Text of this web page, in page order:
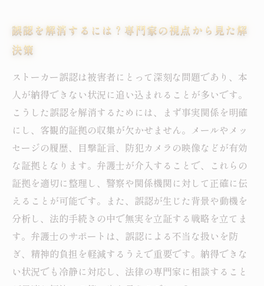
誤認を解消するには？専門家の視点から見た解
決策
ストーカー誤認は被害者にとって深刻な問題であり、本
人が納得できない状況に追い込まれることが多いです。
こうした誤認を解消するためには、まず事実関係を明確
にし、客観的証拠の収集が欠かせません。メールやメッ
セージの履歴、目撃証言、防犯カメラの映像などが有効
な証拠となります。弁護士が介入することで、これらの
証拠を適切に整理し、警察や関係機関に対して正確に伝
えることが可能です。また、誤認が生じた背景や動機を
分析し、法的手続きの中で無実を立証する戦略を立てま
す。弁護士のサポートは、誤認による不当な扱いを防
ぎ、精神的負担を軽減するうえで重要です。納得できな
い状況でも冷静に対応し、法律の専門家に相談すること